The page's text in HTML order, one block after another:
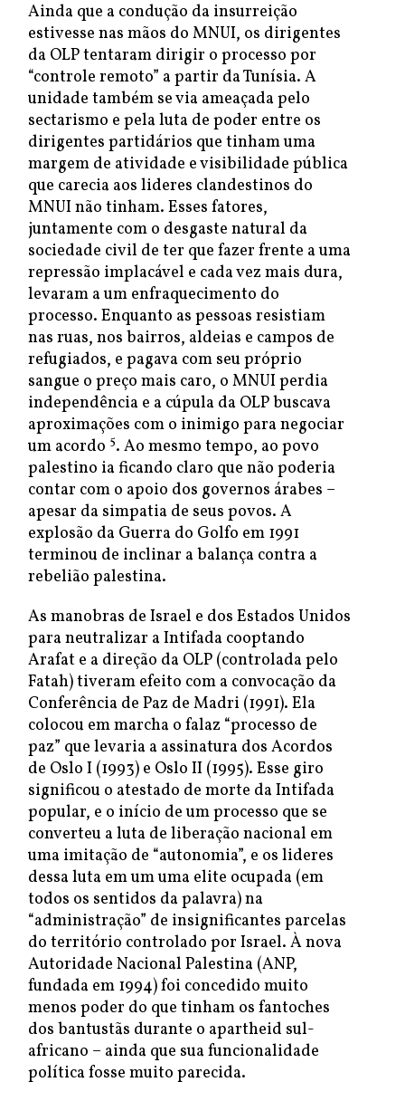
Ainda que a condução da insurreição
estivesse nas mãos do MNUI, os dirigentes
da OLP tentaram dirigir o processo por
“controle remoto” a partir da Tunísia. A
unidade também se via ameaçada pelo
sectarismo e pela luta de poder entre os
dirigentes partidários que tinham uma
margem de atividade e visibilidade pública
que carecia aos lideres clandestinos do
MNUI não tinham. Esses fatores,
juntamente com o desgaste natural da
sociedade civil de ter que fazer frente a uma
repressão implacável e cada vez mais dura,
levaram a um enfraquecimento do
processo. Enquanto as pessoas resistiam
nas ruas, nos bairros, aldeias e campos de
refugiados, e pagava com seu próprio
sangue o preço mais caro, o MNUI perdia
independência e a cúpula da OLP buscava
aproximações com o inimigo para negociar
um acordo 5. Ao mesmo tempo, ao povo
palestino ia ficando claro que não poderia
contar com o apoio dos governos árabes –
apesar da simpatia de seus povos. A
explosão da Guerra do Golfo em 1991
terminou de inclinar a balança contra a
rebelião palestina.
As manobras de Israel e dos Estados Unidos
para neutralizar a Intifada cooptando
Arafat e a direção da OLP (controlada pelo
Fatah) tiveram efeito com a convocação da
Conferência de Paz de Madri (1991). Ela
colocou em marcha o falaz “processo de
paz” que levaria a assinatura dos Acordos
de Oslo I (1993) e Oslo II (1995). Esse giro
significou o atestado de morte da Intifada
popular, e o início de um processo que se
converteu a luta de liberação nacional em
uma imitação de “autonomia”, e os lideres
dessa luta em um uma elite ocupada (em
todos os sentidos da palavra) na
“administração” de insignificantes parcelas
do território controlado por Israel. À nova
Autoridade Nacional Palestina (ANP,
fundada em 1994) foi concedido muito
menos poder do que tinham os fantoches
dos bantustãs durante o apartheid sul-
africano – ainda que sua funcionalidade
política fosse muito parecida.